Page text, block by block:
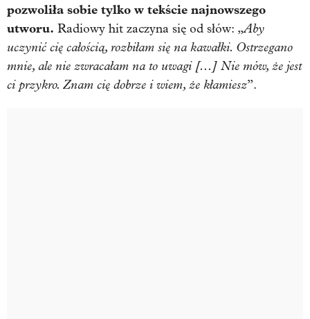
pozwoliła sobie tylko w tekście najnowszego
utworu. Radiowy hit zaczyna się od słów: „Aby
uczynić cię całością, rozbiłam się na kawałki. Ostrzegano
mnie, ale nie zwracałam na to uwagi [...] Nie mów, że jest
ci przykro. Znam cię dobrze i wiem, że kłamiesz”.